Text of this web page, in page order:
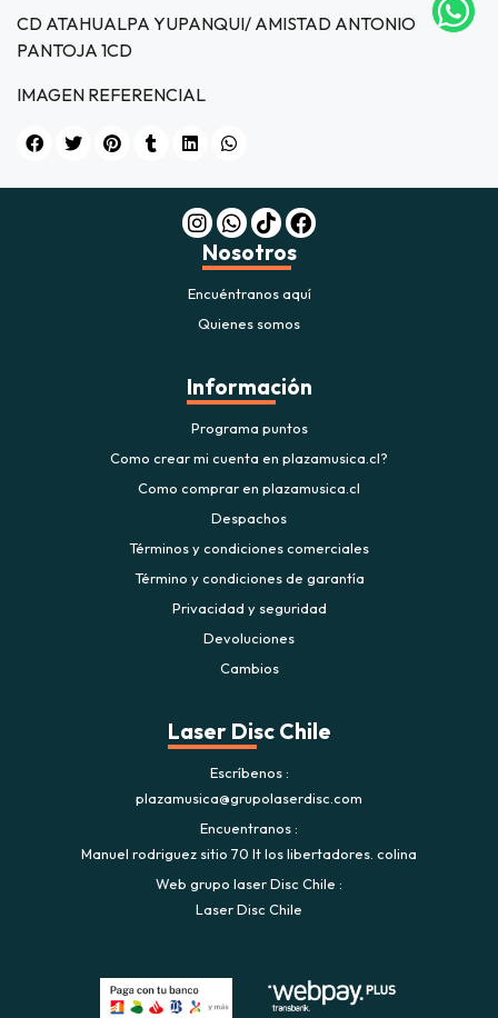
correo
JUGAR
CD ATAHUALPA YUPANQUI/ AMISTAD ANTONIO
PANTOJA 1CD
IMAGEN REFERENCIAL
Nosotros
Encuéntranos aquí
Quienes somos
Información
Programa puntos
Como crear mi cuenta en plazamusica.cl?
Como comprar en plazamusica.cl
Despachos
Términos y condiciones comerciales
Término y condiciones de garantía
Privacidad y seguridad
Devoluciones
Cambios
Laser Disc Chile
Escríbenos
plazamusica@grupolaserdisc.com
Encuentranos
Manuel rodriguez sitio 70 lt los libertadores. colina
Web grupo laser Disc Chile
Laser Disc Chile